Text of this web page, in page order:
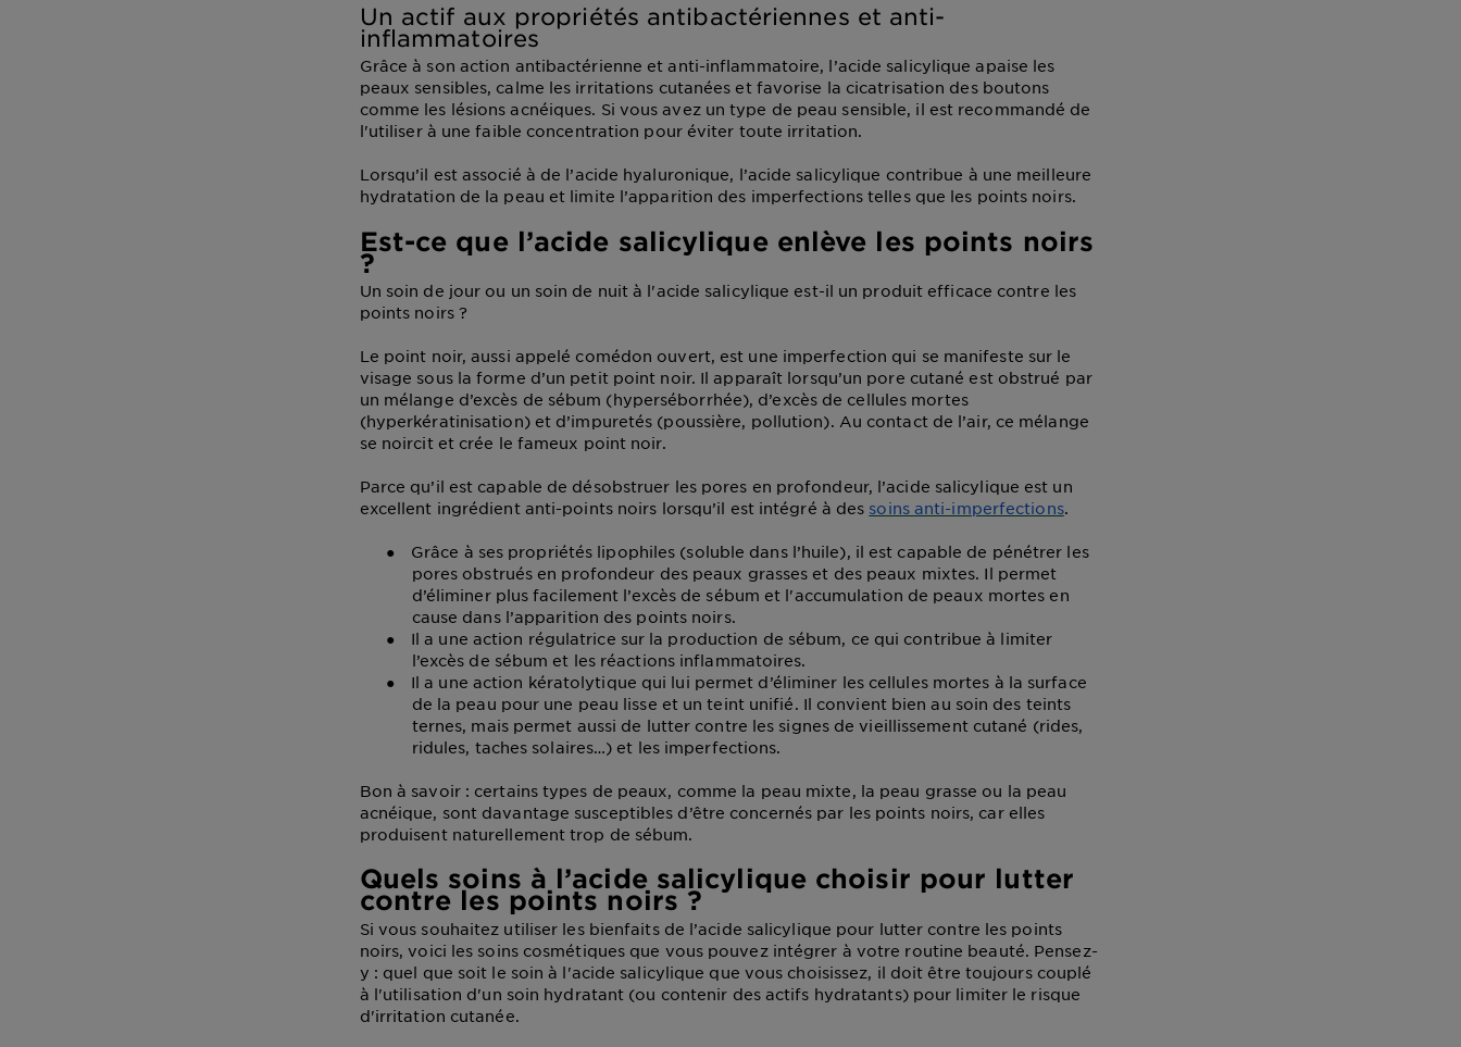
Un actif aux propriétés antibactériennes et anti-
inflammatoires
Grâce à son action antibactérienne et anti-inflammatoire, l’acide salicylique apaise les
peaux sensibles, calme les irritations cutanées et favorise la cicatrisation des boutons
comme les lésions acnéiques. Si vous avez un type de peau sensible, il est recommandé de
l'utiliser à une faible concentration pour éviter toute irritation.
Lorsqu’il est associé à de l’acide hyaluronique, l’acide salicylique contribue à une meilleure
hydratation de la peau et limite l’apparition des imperfections telles que les points noirs.
Est-ce que l’acide salicylique enlève les points noirs
?
Un soin de jour ou un soin de nuit à l'acide salicylique est-il un produit efficace contre les
points noirs ?
Le point noir, aussi appelé comédon ouvert, est une imperfection qui se manifeste sur le
visage sous la forme d’un petit point noir. Il apparaît lorsqu’un pore cutané est obstrué par
un mélange d’excès de sébum (hyperséborrhée), d’excès de cellules mortes
(hyperkératinisation) et d’impuretés (poussière, pollution). Au contact de l’air, ce mélange
se noircit et crée le fameux point noir.
Parce qu’il est capable de désobstruer les pores en profondeur, l’acide salicylique est un
excellent ingrédient anti-points noirs lorsqu’il est intégré à des soins anti-imperfections.
●
Grâce à ses propriétés lipophiles (soluble dans l’huile), il est capable de pénétrer les
pores obstrués en profondeur des peaux grasses et des peaux mixtes. Il permet
d’éliminer plus facilement l’excès de sébum et l'accumulation de peaux mortes en
cause dans l’apparition des points noirs.
●
Il a une action régulatrice sur la production de sébum, ce qui contribue à limiter
l’excès de sébum et les réactions inflammatoires.
●
Il a une action kératolytique qui lui permet d’éliminer les cellules mortes à la surface
de la peau pour une peau lisse et un teint unifié. Il convient bien au soin des teints
ternes, mais permet aussi de lutter contre les signes de vieillissement cutané (rides,
ridules, taches solaires…) et les imperfections.
Bon à savoir : certains types de peaux, comme la peau mixte, la peau grasse ou la peau
acnéique, sont davantage susceptibles d’être concernés par les points noirs, car elles
produisent naturellement trop de sébum.
Quels soins à l’acide salicylique choisir pour lutter
contre les points noirs ?
Si vous souhaitez utiliser les bienfaits de l’acide salicylique pour lutter contre les points
noirs, voici les soins cosmétiques que vous pouvez intégrer à votre routine beauté. Pensez-
y : quel que soit le soin à l'acide salicylique que vous choisissez, il doit être toujours couplé
à l'utilisation d'un soin hydratant (ou contenir des actifs hydratants) pour limiter le risque
d'irritation cutanée.